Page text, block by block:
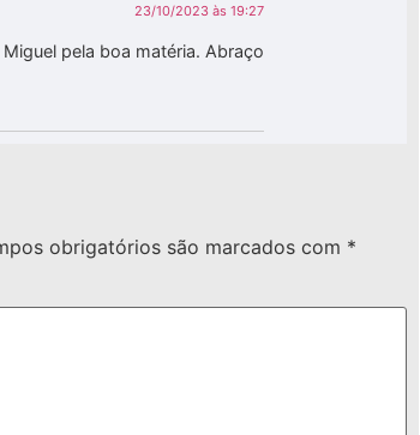
23/10/2023 às 19:27
pela boa matéria. Abraço
obrigatórios são marcados com *